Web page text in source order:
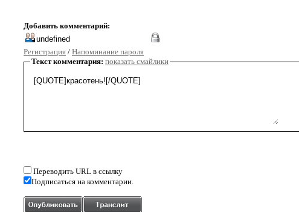
Добавить комментарий:
Регистрация / Напоминание пароля
Текст комментария: показать смайлики
Переводить URL в ссылку
Подписаться на комментарии.